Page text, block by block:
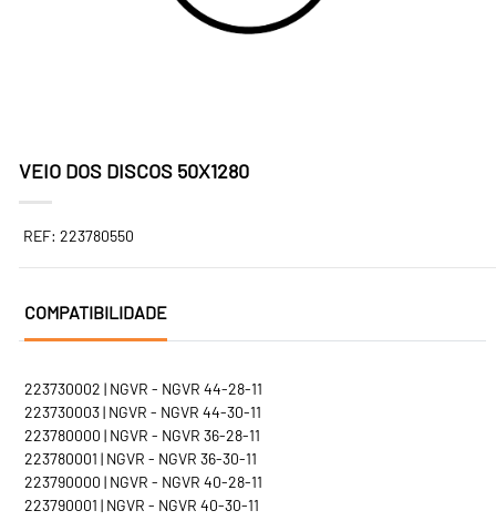
VEIO DOS DISCOS 50X1280
REF: 223780550
COMPATIBILIDADE
223730002 | NGVR - NGVR 44-28-11
223730003 | NGVR - NGVR 44-30-11
223780000 | NGVR - NGVR 36-28-11
223780001 | NGVR - NGVR 36-30-11
223790000 | NGVR - NGVR 40-28-11
223790001 | NGVR - NGVR 40-30-11